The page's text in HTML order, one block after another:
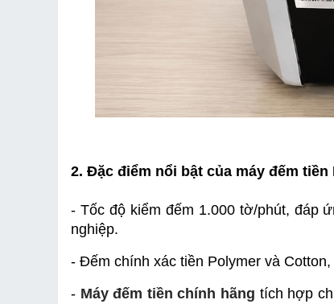
2. Đặc điểm nổi bật của máy đếm tiền
- Tốc độ kiểm đếm 1.000 tờ/phút, đáp
nghiệp.
- Đếm chính xác tiền Polymer và
- Máy đếm tiền chính hãng tích hợp